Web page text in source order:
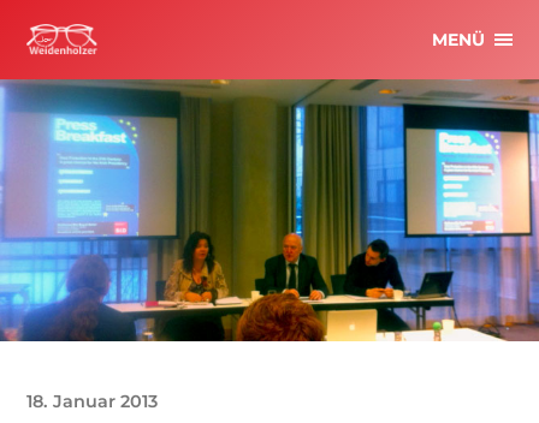
MENÜ
18. Januar 2013